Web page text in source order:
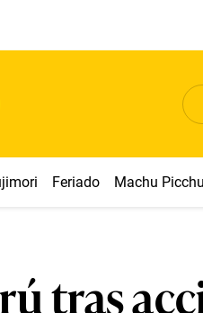
Feriado Machu Picchu
tras